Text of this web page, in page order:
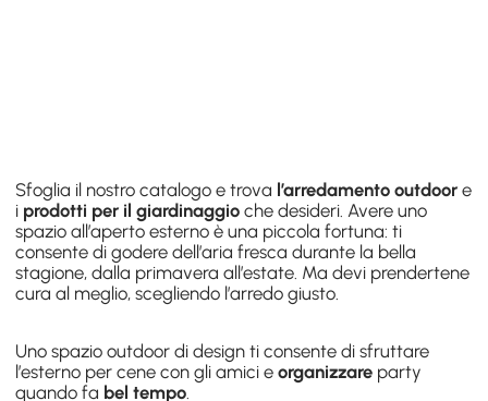
Sfoglia il nostro catalogo e trova l’arredamento outdoor e
i prodotti per il giardinaggio che desideri. Avere uno
spazio all’aperto esterno è una piccola fortuna: ti
consente di godere dell’aria fresca durante la bella
stagione, dalla primavera all’estate. Ma devi prendertene
cura al meglio, scegliendo l’arredo giusto.
Uno spazio outdoor di design ti consente di sfruttare
l’esterno per cene con gli amici eorganizzare party
quando fa bel tempo